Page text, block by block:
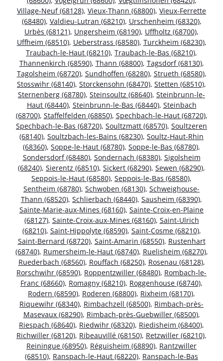
Village-Neuf (68128), Vieux-Thann (68800), Vieux-Ferrette
(68480), Valdieu-Lutran (68210), Urschenheim (68320),
Urbès (68121), Ungersheim (68190), Uffholtz (68700),
Uffheim (68510), Ueberstrass (68580), Turckheim (68230),
Traubach-le-Haut (68210), Traubach-le-Bas (68210),
Thannenkirch (68590), Thann (68800), Tagsdorf (68130),
Tagolsheim (68720), Sundhoffen (68280), Strueth (68580),
Stosswihr (68140), Storckensohn (68470), Stetten (68510),
Sternenberg (68780), Steinsoultz (68640), Steinbrunn-le-
Haut (68440), Steinbrunn-le-Bas (68440), Steinbach
(68700), Staffelfelden (68850), Spechbach-le-Haut (68720),
Spechbach-le-Bas (68720), Soultzmatt (68570), Soultzeren
(68140), Soultzbach-les-Bains (68230), Soultz-Haut-Rhin
(68360), Soppe-le-Haut (68780), Soppe-le-Bas (68780),
Sondersdorf (68480), Sondernach (68380), Sigolsheim
(68240), Sierentz (68510), Sickert (68290), Sewen (68290),
Seppois-le-Haut (68580), Seppois-le-Bas (68580),
Sentheim (68780), Schwoben (68130), Schweighouse-
Thann (68520), Schlierbach (68440), Sausheim (68390),
Sainte-Marie-aux-Mines (68160), Sainte-Croix-en-Plaine
(68127), Sainte-Croix-aux-Mines (68160), Saint-Ulrich
(68210), Saint-Hippolyte (68590), Saint-Cosme (68210),
Saint-Bernard (68720), Saint-Amarin (68550), Rustenhart
(68740), Rumersheim-le-Haut (68740), Ruelisheim (68270),
Ruederbach (68560), Rouffach (68250), Rosenau (68128),
Rorschwihr (68590), Roppentzwiller (68480), Rombach-le-
Franc (68660), Romagny (68210), Roggenhouse (68740),
Rodern (68590), Roderen (68800), Rixheim (68170),
Riquewihr (68340), Rimbachzell (68500), Rimbach-près-
Masevaux (68290), Rimbach-près-Guebwiller (68500),
Riespach (68640), Riedwihr (68320), Riedisheim (68400),
Richwiller (68120), Ribeauvillé (68150), Retzwiller (68210),
Reiningue (68950), Réguisheim (68890), Rantzwiller
(68510), Ranspach-le-Haut (68220), Ranspach-le-Bas